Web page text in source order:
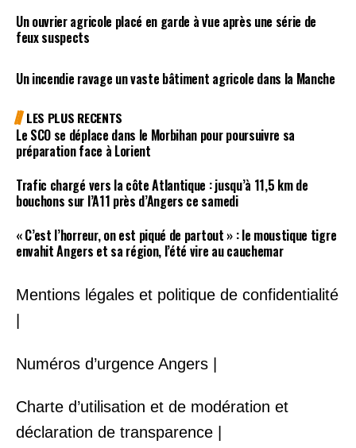
Un ouvrier agricole placé en garde à vue après une série de
feux suspects
Un incendie ravage un vaste bâtiment agricole dans la Manche
LES PLUS RECENTS
Le SCO se déplace dans le Morbihan pour poursuivre sa
préparation face à Lorient
Trafic chargé vers la côte Atlantique : jusqu’à 11,5 km de
bouchons sur l’A11 près d’Angers ce samedi
« C’est l’horreur, on est piqué de partout » : le moustique tigre
envahit Angers et sa région, l’été vire au cauchemar
Mentions légales et politique de confidentialité
Numéros d’urgence Angers |
Charte d’utilisation et de modération et
déclaration de transparence |